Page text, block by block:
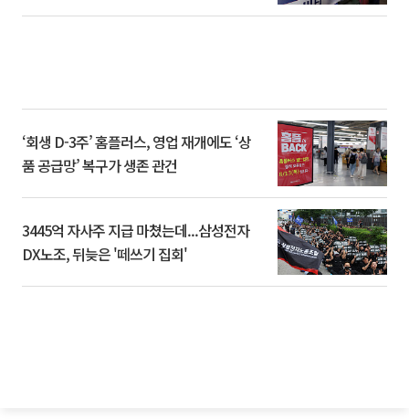
‘회생 D-3주’ 홈플러스, 영업 재개에도 ‘상
품 공급망’ 복구가 생존 관건
3445억 자사주 지급 마쳤는데...삼성전자
DX노조, 뒤늦은 '떼쓰기 집회'